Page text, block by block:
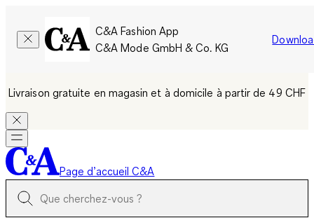
C&A Fashion App
C&A Mode GmbH & Co. KG
Livraison gratuite en magasin et à domicile à partir de 49 CHF
Page d’accueil C&A